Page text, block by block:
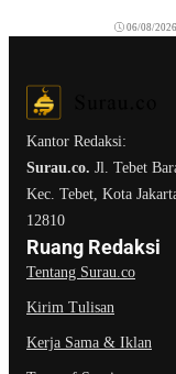
06/08/2026
Kantor Redaksi:
Surau.co. Jl. Tebet
Kec. Tebet, Kota
12810
Ruang Redaksi
Tentang Surau.co
Kirim Tulisan
Kerja Sama & Iklan